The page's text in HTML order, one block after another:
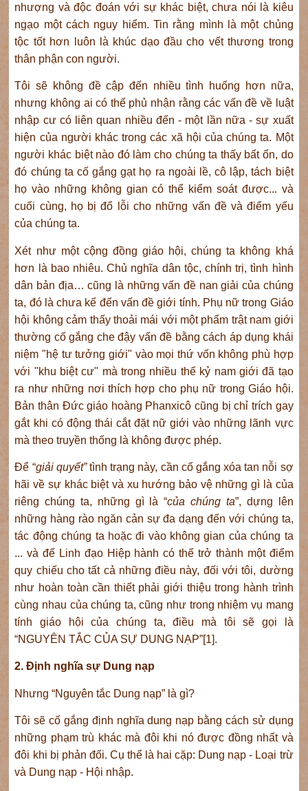
nhượng và độc đoán với sự khác biệt, chưa nói là kiêu
ngạo một cách nguy hiểm. Tin rằng mình là một chủng
tộc tốt hơn luôn là khúc dạo đầu cho vết thương trong
thân phận con người.
Tôi sẽ không đề cập đến nhiều tình huống hơn nữa,
nhưng không ai có thể phủ nhận rằng các vấn đề về luật
nhập cư có liên quan nhiều đến - một lần nữa - sự xuất
hiện của người khác trong các xã hội của chúng ta. Một
người khác biệt nào đó làm cho chúng ta thấy bất ổn, do
đó chúng ta cố gắng gạt họ ra ngoài lề, cô lập, tách biệt
họ vào những không gian có thể kiểm soát được... và
cuối cùng, họ bị đổ lỗi cho những vấn đề và điểm yếu
của chúng ta.
Xét như một cộng đồng giáo hội, chúng ta không khá
hơn là bao nhiêu. Chủ nghĩa dân tộc, chính trị, tình hình
dân bản địa… cũng là những vấn đề nan giải của chúng
ta, đó là chưa kể đến vấn đề giới tính. Phụ nữ trong Giáo
hội không cảm thấy thoải mái với một phẩm trật nam giới
thường cố gắng che đậy vấn đề bằng cách áp dụng khái
niệm "hệ tư tưởng giới" vào mọi thứ vốn không phù hợp
với "khu biệt cư" mà trong nhiều thế kỷ nam giới đã tạo
ra như những nơi thích hợp cho phụ nữ trong Giáo hội.
Bản thân Đức giáo hoàng Phanxicô cũng bị chỉ trích gay
gắt khi có động thái cắt đặt nữ giới vào những lãnh vực
mà theo truyền thống là không được phép.
Để “giải quyết”tình trạng này, cần cố gắng xóa tan nỗi sợ
hãi về sự khác biệt và xu hướng bảo vệ những gì là của
riêng chúng ta, những gì là “của chúng ta”, dựng lên
những hàng rào ngăn cản sự đa dạng đến với chúng ta,
tác động chúng ta hoặc đi vào không gian của chúng ta
... và để Linh đạo Hiệp hành có thể trở thành một điểm
quy chiếu cho tất cả những điều này, đối với tôi, dường
như hoàn toàn cần thiết phải giới thiệu trong hành trình
cùng nhau của chúng ta, cũng như trong nhiệm vụ mang
tính giáo hội của chúng ta, điều mà tôi sẽ gọi là
“NGUYÊN TẮC CỦA SỰ DUNG NẠP”[1].
2. Định nghĩa sự Dung nạp
Nhưng “Nguyên tắc Dung nạp” là gì?
Tôi sẽ cố gắng định nghĩa dung nạp bằng cách sử dụng
những phạm trù khác mà đôi khi nó được đồng nhất và
đôi khi bị phản đối. Cụ thể là hai cặp: Dung nạp - Loại trừ
và Dung nạp - Hội nhập.